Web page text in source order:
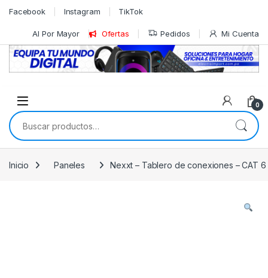
Skip to navigation
Skip to content
Facebook Instagram TikTok
Al Por Mayor Ofertas Pedidos Mi Cuenta
0
Buscar por:
Inicio Paneles Nexxt – Tablero de conexiones – CAT 6